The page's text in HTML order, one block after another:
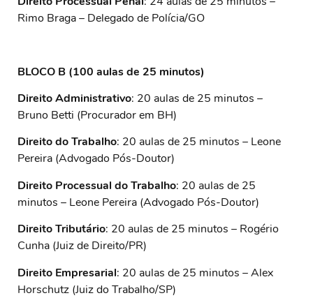
Rimo Braga – Delegado de Polícia/GO
BLOCO B (100 aulas de 25 minutos)
Direito Administrativo: 20 aulas de 25 minutos –
Bruno Betti (Procurador em BH)
Direito do Trabalho: 20 aulas de 25 minutos – Leone
Pereira (Advogado Pós-Doutor)
Direito Processual do Trabalho: 20 aulas de 25
minutos – Leone Pereira (Advogado Pós-Doutor)
Direito Tributário: 20 aulas de 25 minutos – Rogério
Cunha (Juiz de Direito/PR)
Direito Empresarial: 20 aulas de 25 minutos – Alex
Horschutz (Juiz do Trabalho/SP)